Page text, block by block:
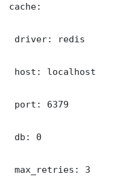
cache:
driver: redis
host: localhost
port: 6379
db: 0
max_retries: 3